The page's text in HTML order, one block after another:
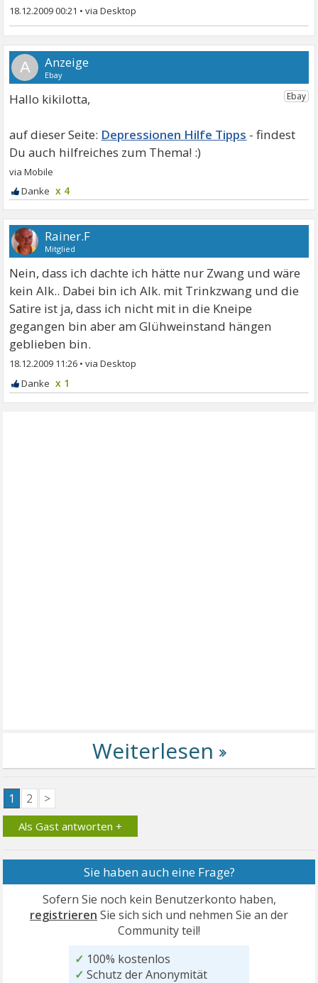
18.12.2009 00:21 •
A
Hallo kikilotta,
Depressionen Hilfe Tipps
x 4
Rainer.F
Mitglied
Nein, dass ich dachte ich hätte nur Zwang und wäre
kein Alk.. Dabei bin ich Alk. mit Trinkzwang und die
Satire ist ja, dass ich nicht mit in die Kneipe
gegangen bin aber am Glühweinstand hängen
geblieben bin.
18.12.2009 11:26 •
x 1
1 2 >
Als Gast antworten +
Sie haben auch eine Frage?
Sofern Sie noch kein Benutzerkonto haben,
registrieren Sie sich sich und nehmen Sie an der
Community teil!
✓ 100% kostenlos
✓ Schutz der Anonymität